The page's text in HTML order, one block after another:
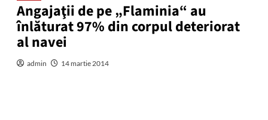
Angajaţii de pe „Flaminia“ au
înlăturat 97% din corpul deteriorat
al navei
admin 14 martie 2014